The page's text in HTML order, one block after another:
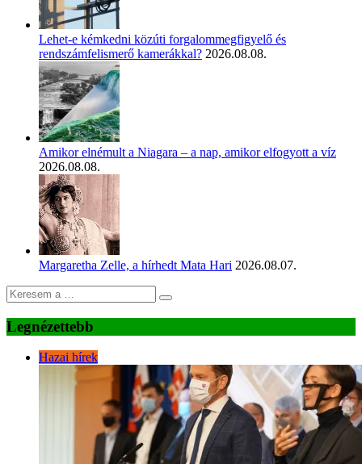
Lehet-e kémkedni közúti forgalommegfigyelő és
rendszámfelismerő kamerákkal? 2026.08.08.
Amikor elnémult a Niagara – a nap, amikor elfogyott a víz
2026.08.08.
Margaretha Zelle, a hírhedt Mata Hari 2026.08.07.
Legnézettebb
Hazai hírek